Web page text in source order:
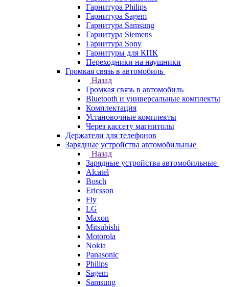
Гарнитура Philips
Гарнитура Sagem
Гарнитура Samsung
Гарнитура Siemens
Гарнитура Sony
Гарнитуры для КПК
Переходники на наушники
Громкая связь в автомобиль
Назад
Громкая связь в автомобиль
Bluetooth и универсальные комплекты
Комплектация
Установочные комплекты
Через кассету магнитолы
Держатели для телефонов
Зарядные устройства автомобильные
Назад
Зарядные устройства автомобильные
Alcatel
Bosch
Ericsson
Fly
LG
Maxon
Mitsubishi
Motorola
Nokia
Panasonic
Philips
Sagem
Samsung